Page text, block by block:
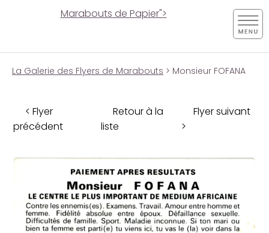
Marabouts de Papier">
La Galerie des Flyers de Marabouts > Monsieur FOFANA
< Flyer
précédent
Retour à la
liste
Flyer suivant
>